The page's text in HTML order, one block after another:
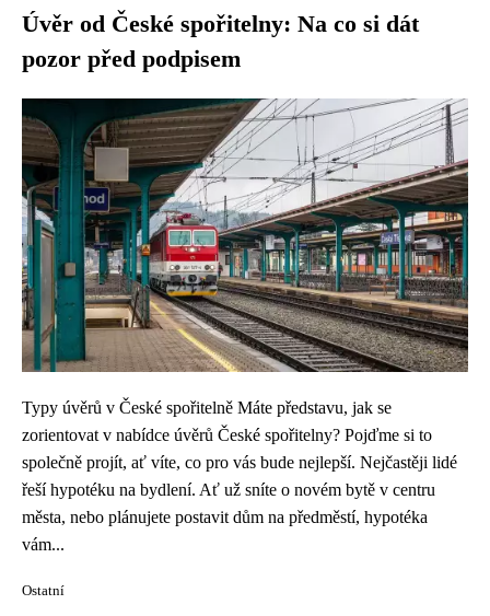
Úvěr od České spořitelny: Na co si dát
pozor před podpisem
Typy úvěrů v České spořitelně Máte představu, jak se
zorientovat v nabídce úvěrů České spořitelny? Pojďme si to
společně projít, ať víte, co pro vás bude nejlepší. Nejčastěji lidé
řeší hypotéku na bydlení. Ať už sníte o novém bytě v centru
města, nebo plánujete postavit dům na předměstí, hypotéka
vám...
Ostatní